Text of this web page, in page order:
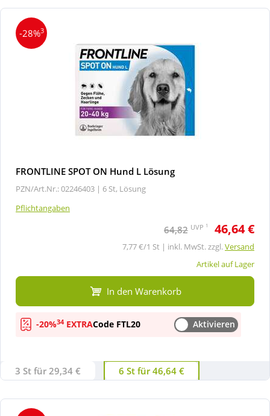
-28%3
FRONTLINE SPOT ON Hund L Lösung
PZN/Art.Nr.: 02246403 | 6 St, Lösung
Pflichtangaben
64,82 UVP 1 46,64 €
7,77 €/1 St | inkl. MwSt. zzgl.Versand
Artikel auf Lager
In den Warenkorb
-20%34EXTRACode FTL20 Aktivieren
3 St für 29,34 € 6 St für 46,64 €